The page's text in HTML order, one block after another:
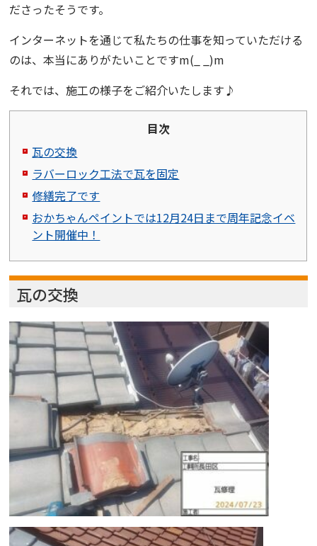
ださったそうです。
インターネットを通じて私たちの仕事を知っていただける
のは、本当にありがたいことですm(_ _)m
それでは、施工の様子をご紹介いたします♪
目次
瓦の交換
ラバーロック工法で瓦を固定
修繕完了です
おかちゃんペイントでは12月24日まで周年記念イベ
ント開催中！
瓦の交換